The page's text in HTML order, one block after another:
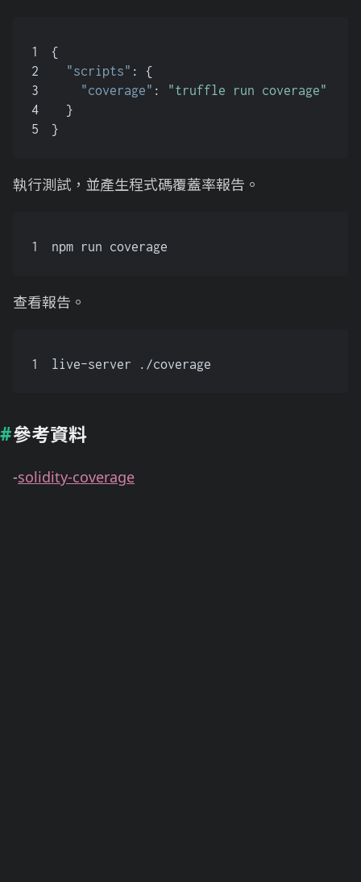
1
2
3
4
5
{
"scripts" :
{
"coverage" :
"truffle run coverage"
}
}
執行測試，並產生程式碼覆蓋率報告。
1 npm run coverage
查看報告。
1 live-server ./coverage
參考資料
-solidity-coverage